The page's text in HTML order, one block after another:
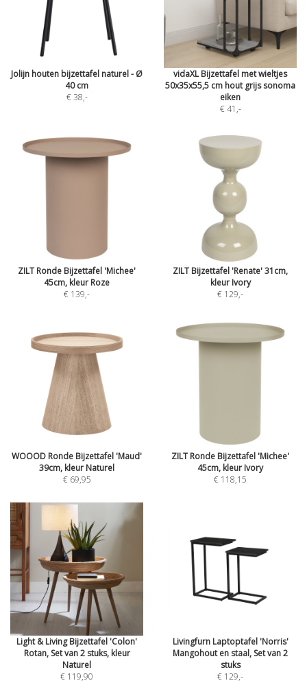
Jolijn houten bijzettafel naturel - Ø
40 cm
€ 38,-
vidaXL Bijzettafel met wieltjes
50x35x55,5 cm hout grijs sonoma
eiken
€ 41 ,-
ZILT Ronde Bijzettafel 'Michee'
45cm, kleur Roze
€ 139,-
ZILT Bijzettafel 'Renate' 31cm,
kleur Ivory
€ 129,-
WOOOD Ronde Bijzettafel 'Maud'
39cm, kleur Naturel
€ 69,95
ZILT Ronde Bijzettafel 'Michee'
45cm, kleur Ivory
€ 118,15
Light & Living Bijzettafel 'Colon'
Rotan, Set van 2 stuks, kleur
Naturel
€ 119,90
Livingfurn Laptoptafel 'Norris'
Mangohout en staal, Set van 2
stuks
€ 129,-